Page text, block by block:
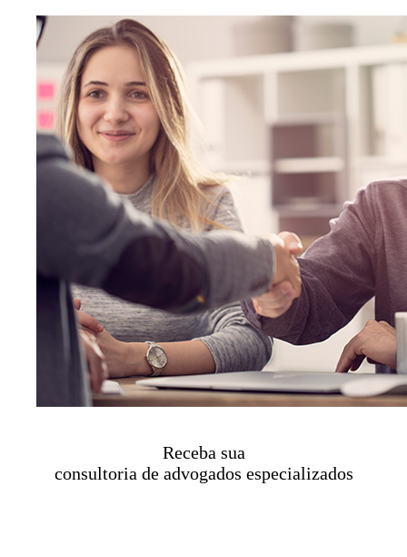
Receba sua
consultoria de advogados especializados